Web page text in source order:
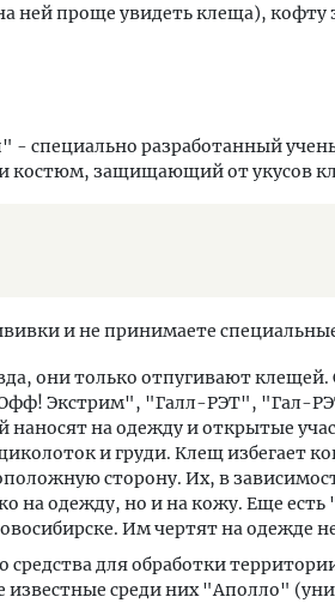
ней проще увидеть клеща),
- специально разработанный
костюм, защищающий от укусов
и не принимаете
они только отпугивают
Экстрим", "Галл-РЭТ", "Гал-
на одежду и открытые
и груди. Клещ избегает
сторону. Их, в
на одежду, но и на кожу. Еще
Им чертят на одежде
средства для обработки
известные среди них "Аполло"